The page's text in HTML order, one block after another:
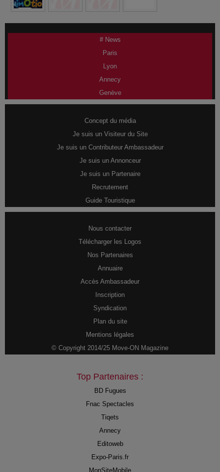
# News
Paris
Lyon
Annecy
Genève
Concept du média
Je suis un Visiteur du Site
Je suis un Contributeur Ambassadeur
Je suis un Annonceur
Je suis un Partenaire
Recrutement
Guide Touristique
Nous contacter
Télécharger les Logos
Nos Partenaires
Annuaire
Accès Ambassadeur
Inscription
Syndication
Plan du site
Mentions légales
© Copyright 2014/25 Move-ON Magazine
Top Partenaires :
BD Fugues
Fnac Spectacles
Tiqets
Annecy
Editoweb
Expo-Paris.fr
MonSiteMobile